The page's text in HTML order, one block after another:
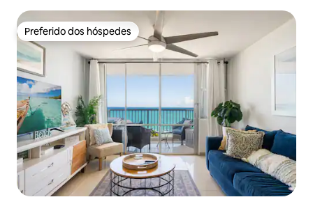
Preferido dos hóspedes
Preferido dos hóspedes